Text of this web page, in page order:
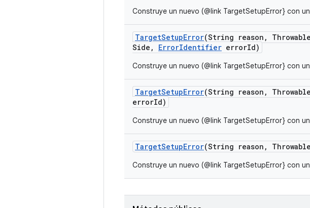
Construye un nuevo (@link TargetSetupError} con
TargetSetupError(String reason ,
Side , ErrorIdentifier errorId)
Construye un nuevo (@link TargetSetupError} con
TargetSetupError(String reason ,
errorId)
Construye un nuevo (@link TargetSetupError} con
TargetSetupError(String reason ,
Construye un nuevo (@link TargetSetupError} con